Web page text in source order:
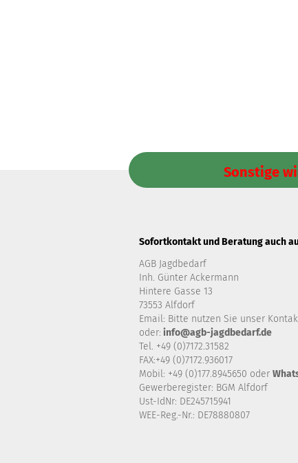
Sonstige
Sofortkontakt und Beratung auch
AGB Jagdbedarf
Inh. Günter Ackermann
Hintere Gasse 13
73553 Alfdorf
Email: Bitte nutzen Sie unser
oder: info@agb-jagdbedarf.de
Tel. +49 (0)7172.31582
FAX:+49 (0)7172.936017
Mobil: +49 (0)177.8945650 oder
Gewerberegister: BGM Alfdorf
Ust-IdNr: DE245715941
WEE-Reg.-Nr.: DE78880807